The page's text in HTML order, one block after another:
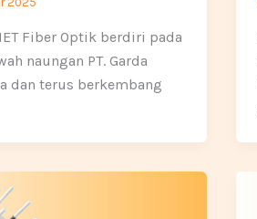
Fiber Optik berdiri pada
naungan PT. Garda
dan terus berkembang